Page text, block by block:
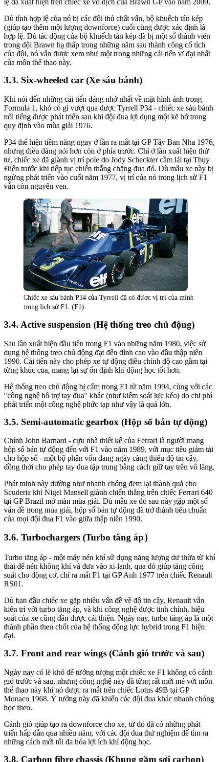
Dù tính hợp lệ của nó bị các đối thủ chất vấn, bộ khuếch tán kép
(giúp tạo thêm một lượng downforce) cuối cùng được xác định là
hợp lệ. Dù tác động của bộ khuếch tán kép đã bị một số thành viên
trong đội Brawn hạ thấp trong những năm sau thành công cổ tích
của đội, nó vẫn được xem như một trong những cải tiến vĩ đại nhất
của môn thể thao này.
Six-wheeled car (Xe sáu bánh)
Khi nói đến những cải tiến đáng nhớ nhất về mặt hình ảnh trong
Formula 1, khó có gì vượt qua được Tyrrell P34 - chiếc xe sáu bánh
nổi tiếng được phát triển sau khi đội đua lợi dụng một kẽ hở trong
quy định vào mùa giải 1976.
P34 thể hiện tiềm năng ngay ở lần ra mắt tại GP Tây Ban Nha 1976,
nhưng điều đáng nói hơn còn ở phía trước. Chỉ ở lần xuất hiện thứ
tư, chiếc xe đã giành vị trí pole do Jody Scheckter cầm lái tại Thụy
Điển trước khi tiếp tục chiến thắng chặng đua đó. Dù mẫu xe này bị
ngừng phát triển vào cuối năm 1977, vị trí của nó trong lịch sử F1
vẫn còn nguyên vẹn.
Chiếc xe sáu bánh P34 của Tyrrell đã có được vị trí của mình
trong lịch sử F1. (F1)
Active suspension (Hệ thống treo chủ động)
Sau lần xuất hiện đầu tiên trong F1 vào những năm 1980, việc sử
dụng hệ thống treo chủ động đạt đến đỉnh cao vào đầu thập niên
1990. Cải tiến này cho phép xe tự động điều chỉnh độ cao gầm tại
từng khúc cua, mang lại sự ổn định khí động học tốt hơn.
Hệ thống treo chủ động bị cấm trong F1 từ năm 1994, cùng với các
"công nghệ hỗ trợ tay đua" khác (như kiểm soát lực kéo) do chi phí
phát triển một công nghệ phức tạp như vậy là quá lớn.
Semi-automatic gearbox (Hộp số bán tự động)
Chính John Barnard - cựu nhà thiết kế của Ferrari là người mang
hộp số bán tự động đến với F1 vào năm 1989, với mục tiêu giảm tải
cho hộp số - một bộ phận vốn đang ngày càng thiếu độ tin cậy,
đồng thời cho phép tay đua tập trung bằng cách giữ tay trên vô lăng.
Phát minh này dường như nhanh chóng đem lại thành quả cho
Scuderia khi Nigel Mansell giành chiến thắng trên chiếc Ferrari 640
tại GP Brazil mở màn mùa giải. Dù mẫu xe đó sau này gặp một số
vấn đề trong mùa giải, hộp số bán tự động đã trở thành tiêu chuẩn
của mọi đội đua F1 vào giữa thập niên 1990.
Turbochargers (Turbo tăng áp）
Turbo tăng áp - một máy nén khí sử dụng năng lượng dư thừa từ khí
thải để nén không khí và đưa vào xi-lanh, qua đó giúp tăng công
suất cho động cơ, chỉ ra mắt F1 tại GP Anh 1977 trên chiếc Renault
RS01.
Dù ban đầu chiếc xe gặp nhiều vấn đề về độ tin cậy, Renault vẫn
kiên trì với turbo tăng áp, và khi công nghệ được tinh chỉnh, hiệu
suất của xe cũng dần được cải thiện. Ngày nay, turbo tăng áp là một
thành phần then chốt của hệ thống động lực hybrid trong F1 hiện
đại.
Front and rear wings (Cánh gió trước và sau)
Ngày nay có lẽ khó để tưởng tượng một chiếc xe F1 không có cánh
gió trước và sau, nhưng công nghệ này đã từng rất mới mẻ với môn
thể thao này khi nó được ra mắt trên chiếc Lotus 49B tại GP
Monaco 1968. Ý tưởng này đã khiến các đội đua khác nhanh chóng
học theo.
Cánh gió giúp tạo ra downforce cho xe, từ đó đã có những phát
triển hấp dẫn qua nhiều năm, với các đội đua thử nghiệm để tìm ra
những cách mới tối đa hóa lợi ích khí động học.
Carbon fibre chassis (Khung gầm sợi carbon)